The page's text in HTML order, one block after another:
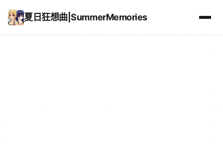
夏日狂想曲|SummerMemories